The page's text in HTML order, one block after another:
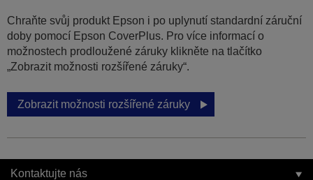
Chraňte svůj produkt Epson i po uplynutí standardní záruční
doby pomocí Epson CoverPlus. Pro více informací o
možnostech prodloužené záruky klikněte na tlačítko
„Zobrazit možnosti rozšířené záruky“.
Zobrazit možnosti rozšířené záruky
Kontaktujte nás